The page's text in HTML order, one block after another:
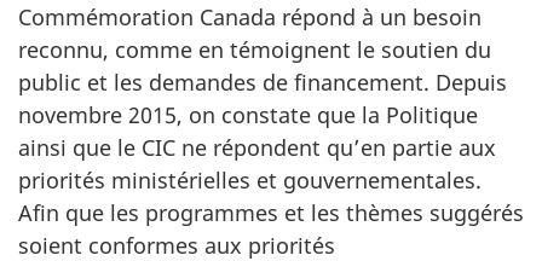
Commémoration Canada répond à un besoin
reconnu, comme en témoignent le soutien du
public et les demandes de financement. Depuis
novembre 2015, on constate que la Politique
ainsi que le CIC ne répondent qu’en partie aux
priorités ministérielles et gouvernementales.
Afin que les programmes et les thèmes suggérés
soient conformes aux priorités